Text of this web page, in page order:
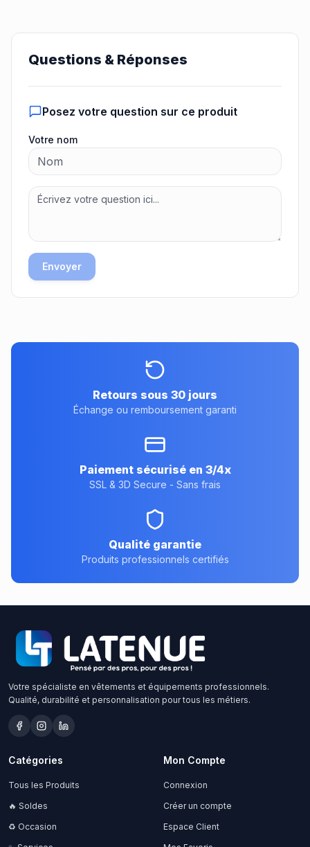
Questions & Réponses
Posez votre question sur ce produit
Votre nom
Envoyer
Retours sous 30 jours
Échange ou remboursement garanti
Paiement sécurisé en 3/4x
SSL & 3D Secure - Sans frais
Qualité garantie
Produits professionnels certifiés
Votre spécialiste en vêtements et équipements professionnels.
Qualité, durabilité et personnalisation pour tous les métiers.
Catégories
Tous les Produits
🔥 Soldes
♻️ Occasion
Mon Compte
Connexion
Créer un compte
Espace Client